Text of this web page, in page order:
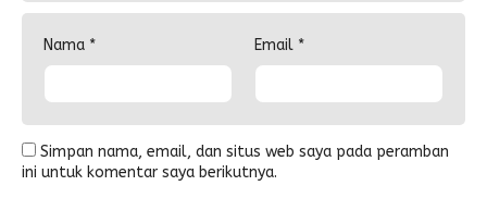
Nama * Email *
Simpan nama, email, dan situs web saya pada peramban
ini untuk komentar saya berikutnya.